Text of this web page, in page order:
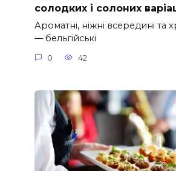
солодких і солоних
Ароматні, ніжні всередині та
— бельгійські
0 42